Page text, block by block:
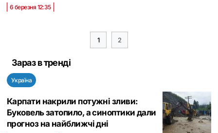
6 березня 12:35
1 2
Зараз в тренді
Україна
Карпати накрили потужні зливи:
Буковель затопило, а синоптики дали
прогноз на найближчі дні